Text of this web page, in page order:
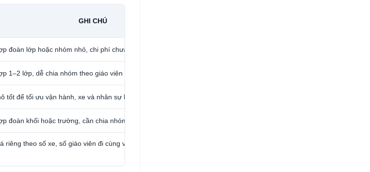
GHI CHÚ
đoàn lớp hoặc nhóm nhỏ, chi phí chưa tối ưu đầu xe.
1–2 lớp, dễ chia nhóm theo giáo viên phụ trách.
tốt để tối ưu vận hành, xe và nhân sự hỗ trợ đoàn.
đoàn khối hoặc trường, cần chia nhóm rõ theo độ tuổi.
riêng theo số xe, số giáo viên đi cùng và yêu cầu tổ chức thực